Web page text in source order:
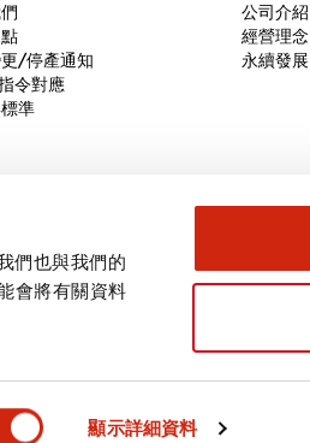
們也與我們的
會將有關資料
顯示詳細資料
案
/停產通知
令對應
準
公司介紹
經營理念
永續發展